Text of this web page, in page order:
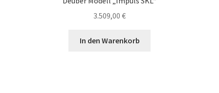
3.509,00 €
In den Warenkorb